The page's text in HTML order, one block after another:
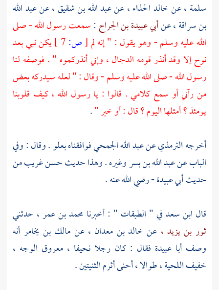
سلمة ،عنخالد الحذاء ،عنعبد الله بن شقيق ،عنعبد الله
بن سراقة ،عنأبي عبيدة بن الجراح :سمعت رسول الله - صلى
الله عليه وسلم - وهو يقول : " إنه لم [ص:
يكن نبي بعد
نوح إلا وقد أنذر قومه الدجال ، وإني أنذركموه " . فوصفه لنا
رسول الله - صلى الله عليه وسلم - وقال : " لعله سيدركه بعض
من رآني أو سمع كلامي . قالوا : يا رسول الله ، كيف قلوبنا
يومئذ ؟ أمثلها اليوم ؟ قال : أو خير ".
أخرجهالترمذيعنعبد الله الجمحيفوافقناه بعلو . وقال : وفي
الباب عنعبد الله بن بسروغيره . وهذا حديث حسن غريب من
حديثأبي عبيدة- رضي الله عنه .
قال ابن سعدفي " الطبقات " : أخبرنا محمد بن عمر ، حدثني
ثور بن يزيد ، عن خالد بن معدان ،عن مالك بن يخامر أنه
وصفأبا عبيدة فقال : كان رجلا نحيفا ، معروق الوجه ،
خفيف اللحية ، طوالا ، أحنى أثرم الثنيتين .